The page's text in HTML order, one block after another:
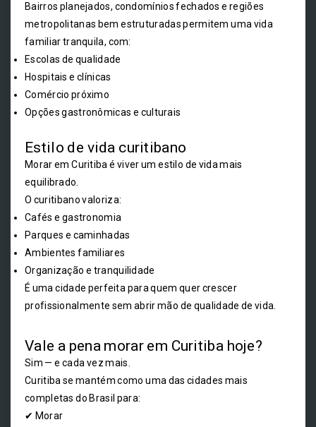
Bairros planejados, condomínios fechados e regiões
metropolitanas bem estruturadas permitem uma vida
familiar tranquila, com:
Escolas de qualidade
Hospitais e clínicas
Comércio próximo
Opções gastronômicas e culturais
Estilo de vida curitibano
Morar em Curitiba é viver um estilo de vida mais
equilibrado.
O curitibano valoriza:
Cafés e gastronomia
Parques e caminhadas
Ambientes familiares
Organização e tranquilidade
É uma cidade perfeita para quem quer crescer
profissionalmente sem abrir mão de qualidade de vida.
Vale a pena morar em Curitiba hoje?
Sim — e cada vez mais.
Curitiba se mantém como uma das cidades mais
completas do Brasil para:
✔ Morar